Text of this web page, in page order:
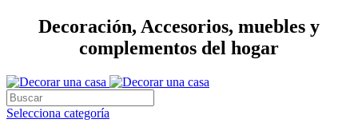
Decoración, Accesorios, muebles y
complementos del hogar
Selecciona categoría